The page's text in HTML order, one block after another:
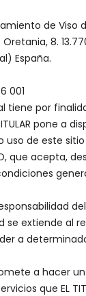
de Viso
8.
España.
001
tiene por
pone a
uso de este
que acepta,
se extiende al
a
a hacer
que EL